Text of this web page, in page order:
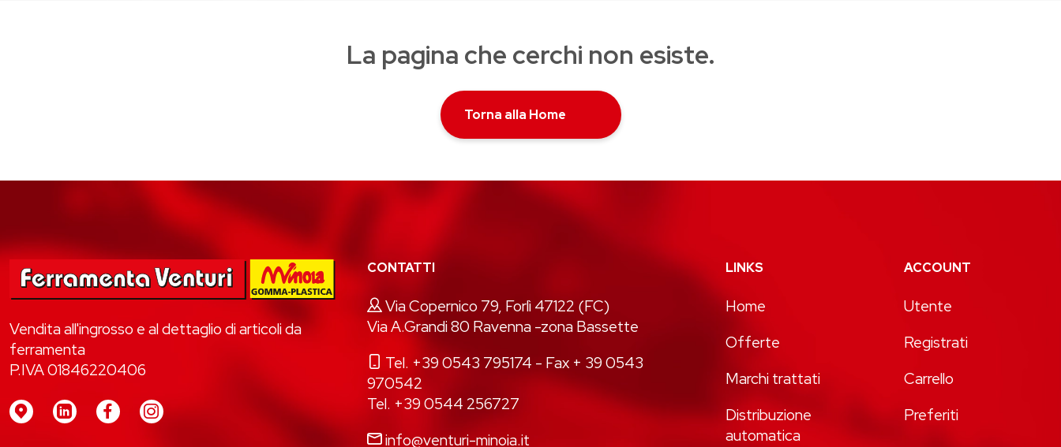
La pagina che cerchi non esiste.
Torna alla Home
Vendita all'ingrosso e al dettaglio di articoli da
ferramenta
P.IVA 01846220406
CONTATTI
Via Copernico 79, Forlì 47122 (FC)
Via A.Grandi 80 Ravenna -zona Bassette
Tel. +39 0543 795174 - Fax + 39 0543
970542
Tel. +39 0544 256727
info@venturi-minoia.it
LINKS
Home
Offerte
Marchi trattati
Distribuzione
automatica
ACCOUNT
Utente
Registrati
Carrello
Preferiti